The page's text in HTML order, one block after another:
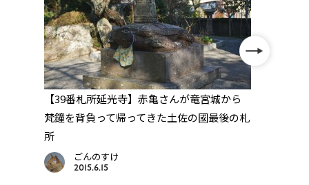
【39番札所延光寺】赤亀さんが竜宮城から
梵鐘を背負って帰ってきた土佐の國最後の札
所
ごんのすけ
2015.6.15